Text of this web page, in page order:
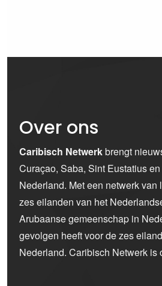
Over ons
Caribisch Netwerkbrengt
Curaçao, Saba, Sint Eustatius
Nederland. Met een netwerk
zes eilanden van het
Arubaanse gemeenschap in
gevolgen heeft voor de zes
Nederland. Caribisch Netwerk is